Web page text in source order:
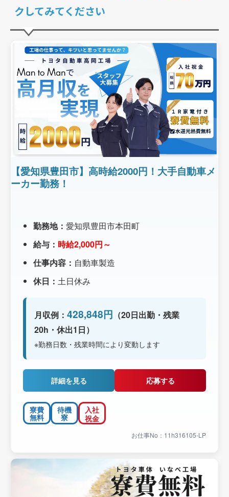
クしてみてください
【愛知県豊田市】高時給2000円！大手自動車メ
ーカー勤務！
勤務地： 愛知県豊田市本田町
給与： 時給2,000円～
仕事内容： 自動車製造
休日： 土日休み
月収例： 428,848円 （20日出勤・残業
20h・休出1日）
※勤務日数・残業時間により変動します
詳細を見る 応募する
寮費
無料
待機
寮
入社
祝金
お仕事No：11h316105-LP